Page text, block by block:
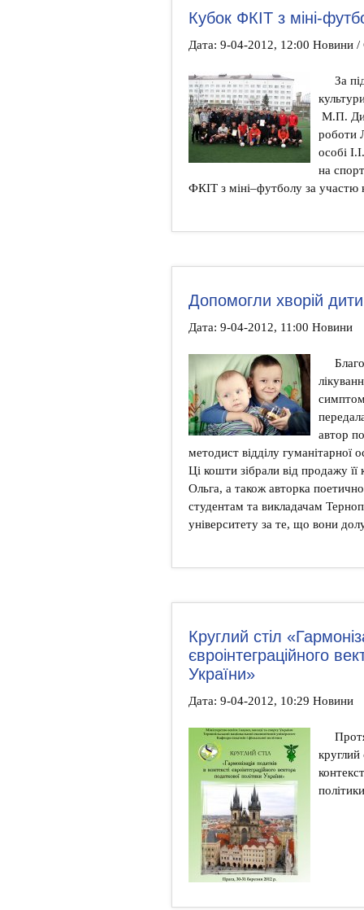
Кубок ФКІТ з міні-
Дата: 9-04-2012, 12:00 Новини /
За
М.П.
роботи
особі
на
ФКІТ з міні–футболу за участю
Допомогли хворій
Дата: 9-04-2012, 11:00 Новини
автор
методист відділу
Ці кошти зібрали від продажу
Ольга, а також авторка
студентам та викладачам
університету за те, що вони
Круглий стіл
євроінтеграційного
України»
Дата: 9-04-2012, 10:29 Новини
круглий